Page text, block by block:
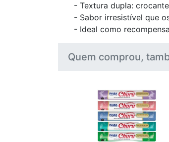
- Textura dupla:
- Sabor irresistível que
- Ideal como
Quem comprou,